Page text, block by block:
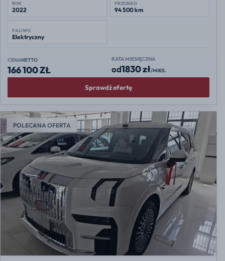
ROK
2022
PRZEBIEG
94 500 km
PALIWO
Elektryczny
CENANETTO
166 100 ZŁ
RATA MIESIĘCZNA
od1830 zł/MIES.
Sprawdź ofertę
POLECANA OFERTA